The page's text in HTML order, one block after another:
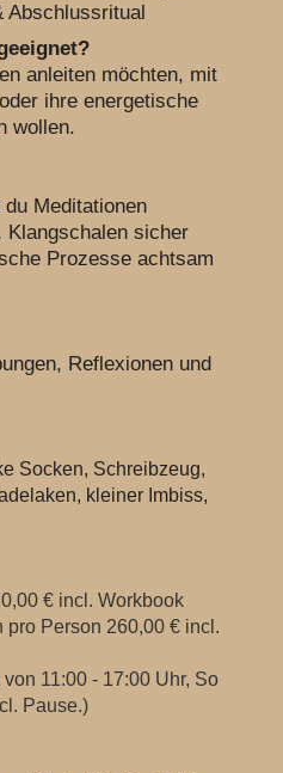
Abschlussritual
anleiten möchten, mit
ihre energetische
wollen.
Meditationen
Klangschalen sicher
Prozesse achtsam
Reflexionen und
Socken, Schreibzeug,
kleiner Imbiss,
€ incl. Workbook
260,00 € incl.
von 11:00 - 17:00 Uhr, So
Pause.)